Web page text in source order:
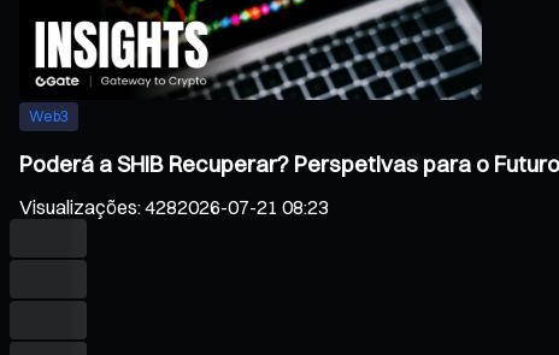
Web3
Poderá a SHIB Recuperar? Perspetivas para o
Visualizações:4282026-07-21 08:23